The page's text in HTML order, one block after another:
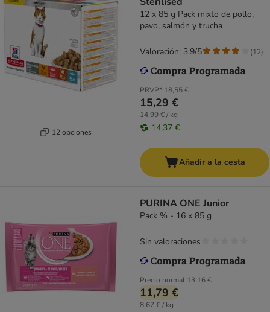
12 opciones
12 x 85 g Pack mixto de pollo,
pavo, salmón y trucha
PRVP* 18,55 €
15,29 €
14,99 € / kg
14,37 €
Valoración: 3.9/5 (12)
Añadir a la cesta
PURINA ONE Junior
Pack % - 16 x 85 g
Precio normal 13,16 €
11,79 €
8,67 € / kg
Sin valoraciones